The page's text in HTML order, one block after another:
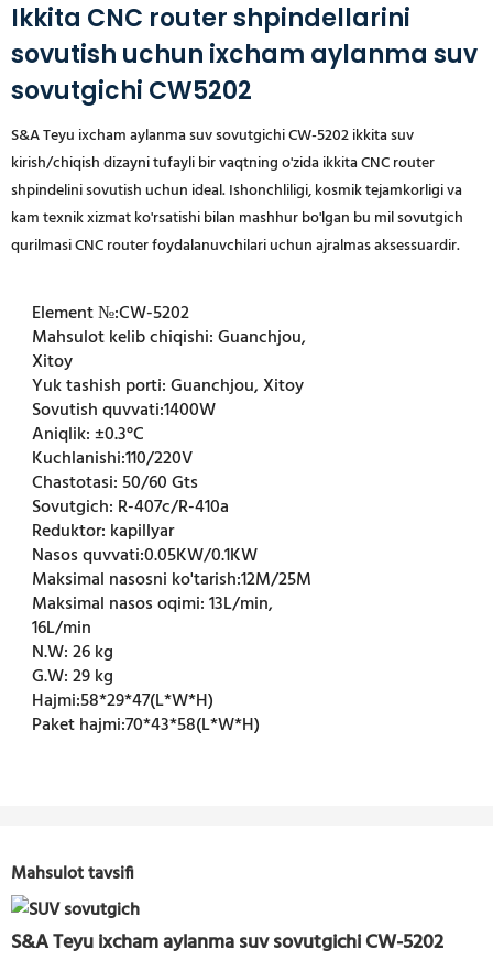
Ikkita CNC router shpindellarini
sovutish uchun ixcham aylanma suv
sovutgichi CW5202
S&A Teyu ixcham aylanma suv sovutgichi CW-5202 ikkita suv
kirish/chiqish dizayni tufayli bir vaqtning o'zida ikkita CNC router
shpindelini sovutish uchun ideal. Ishonchliligi, kosmik tejamkorligi va
kam texnik xizmat ko'rsatishi bilan mashhur bo'lgan bu mil sovutgich
qurilmasi CNC router foydalanuvchilari uchun ajralmas aksessuardir.
Element №:CW-5202
Mahsulot kelib chiqishi:Guanchjou,
Xitoy
Yuk tashish porti:Guanchjou, Xitoy
Sovutish quvvati:1400W
Aniqlik:±0.3°C
Kuchlanishi:110/220V
Chastotasi:50/60 Gts
Sovutgich: R-407c/R-410a
Reduktor: kapillyar
Nasos quvvati:0.05KW/0.1KW
Maksimal nasosni ko'tarish:12M/25M
Maksimal nasos oqimi:13L/min,
16L/min
N.W:26 kg
G.W:29 kg
Hajmi:58*29*47(L*W*H)
Paket hajmi:70*43*58(L*W*H)
Mahsulot tavsifi
S&A Teyu ixcham aylanma suv sovutgichi CW-5202